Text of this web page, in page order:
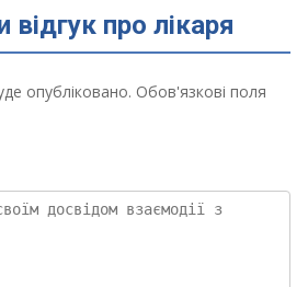
про лікаря
опубліковано. Обов'язкові поля